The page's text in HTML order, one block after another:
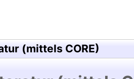
(mittels CORE)